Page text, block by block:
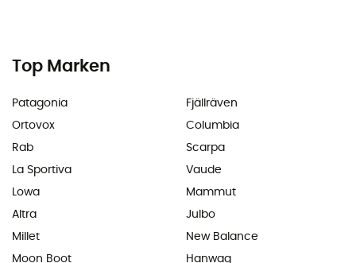
Top Marken
Patagonia
Ortovox
Rab
La Sportiva
Lowa
Altra
Millet
Moon Boot
Fjällräven
Columbia
Scarpa
Vaude
Mammut
Julbo
New Balance
Hanwag